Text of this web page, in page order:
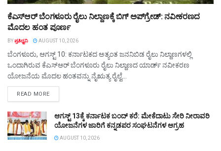
ಕೆಎಸ್‌ಆರ್ ಬೆಂಗಳೂರು ರೈಲು ನಿಲ್ದಾಣಕ್ಕೆ ಬಿಗ್‌ ಅಪ್‌ಗ್ರೇಡ್‌: ನವೀಕರಣದ
ಮೊದಲ ಹಂತ ಪೂರ್ಣ
BYಪ್ರತಿಧ್ವನಿ AUGUST 10, 2026
ಬೆಂಗಳೂರು, ಆಗಸ್ಟ್‌ 10: ಕರ್ನಾಟಕದ ಅತ್ಯಂತ ಜನನಿಬಿಡ ರೈಲು ನಿಲ್ದಾಣಗಳಲ್ಲಿ
ಒಂದಾಗಿರುವ ಕೆಎಸ್‌ಆರ್ ಬೆಂಗಳೂರು ರೈಲು ನಿಲ್ದಾಣದ ಯಾರ್ಡ್‌ ನವೀಕರಣ
ಯೋಜನೆಯ ಮೊದಲ ಹಂತವನ್ನು ನೈಋತ್ಯ ರೈಲ್ವೆ...
READ MOREDETAILS
ಆಗಸ್ಟ್‌ 13ಕ್ಕೆ ಕರ್ನಾಟಕ ಬಂದ್‌ ಕರೆ: ಮೇಕೆದಾಟು ಸೇರಿ ನೀರಾವರಿ
ಯೋಜನೆಗಳ ಜಾರಿಗೆ ಕನ್ನಡಪರ ಸಂಘಟನೆಗಳ ಆಗ್ರಹ
AUGUST 10, 2026